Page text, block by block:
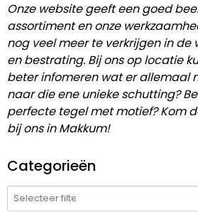
Onze website geeft een goed
assortiment en onze
nog veel meer te verkrijgen in de
en bestrating. Bij ons op locatie
beter infomeren wat er allemaal
naar die ene unieke schutting?
perfecte tegel met motief? Kom
bij ons in Makkum!
Categorieën